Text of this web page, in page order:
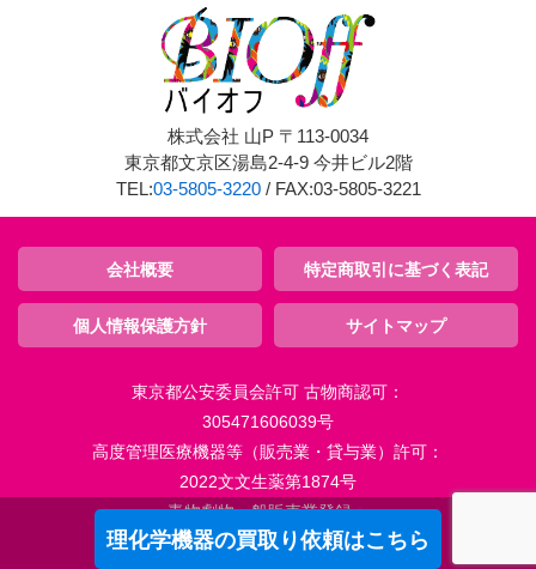
株式会社 山P 〒113-0034
東京都文京区湯島2-4-9 今井ビル2階
TEL:03-5805-3220/ FAX:03-5805-3221
会社概要 特定商取引に基づく表記
個人情報保護方針 サイトマップ
東京都公安委員会許可 古物商認可：
305471606039号
高度管理医療機器等（販売業・貸与業）許可：
2022文文生薬第1874号
毒物劇物一般販売業登録：
2022文文生薬第1875号
理化学機器の買取り依頼はこちら